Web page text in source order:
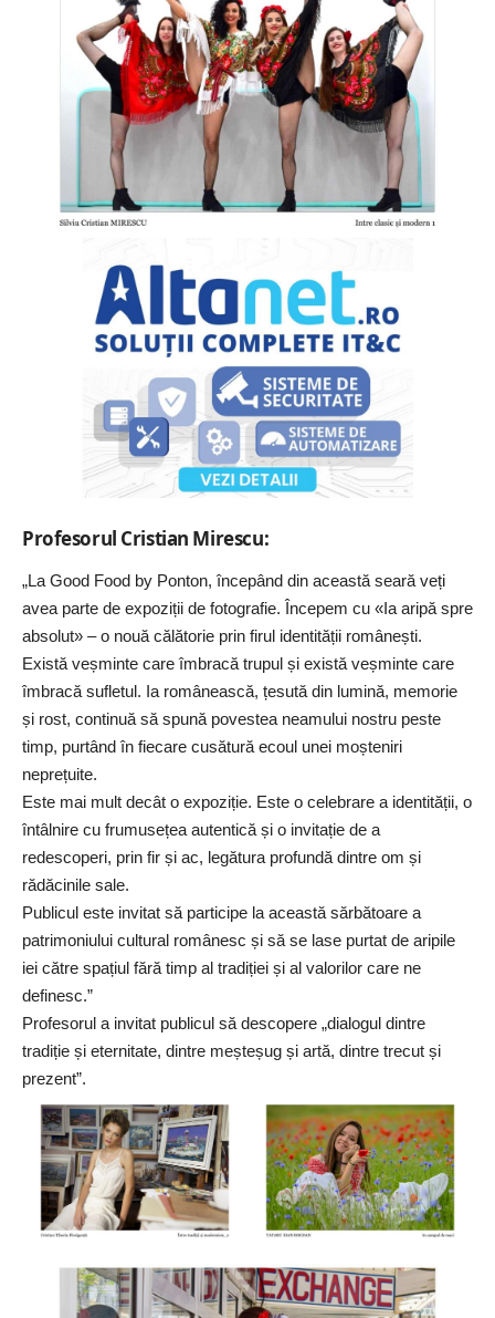
Profesorul Cristian Mirescu:
„La Good Food by Ponton, începând din această seară veți
avea parte de expoziții de fotografie. Începem cu «Ia aripă spre
absolut» – o nouă călătorie prin firul identității românești.
Există veșminte care îmbracă trupul și există veșminte care
îmbracă sufletul. Ia românească, țesută din lumină, memorie
și rost, continuă să spună povestea neamului nostru peste
timp, purtând în fiecare cusătură ecoul unei moșteniri
neprețuite.
Este mai mult decât o expoziție. Este o celebrare a identității, o
întâlnire cu frumusețea autentică și o invitație de a
redescoperi, prin fir și ac, legătura profundă dintre om și
rădăcinile sale.
Publicul este invitat să participe la această sărbătoare a
patrimoniului cultural românesc și să se lase purtat de aripile
iei către spațiul fără timp al tradiției și al valorilor care ne
definesc.”
Profesorul a invitat publicul să descopere „dialogul dintre
tradiție și eternitate, dintre meșteșug și artă, dintre trecut și
prezent”.